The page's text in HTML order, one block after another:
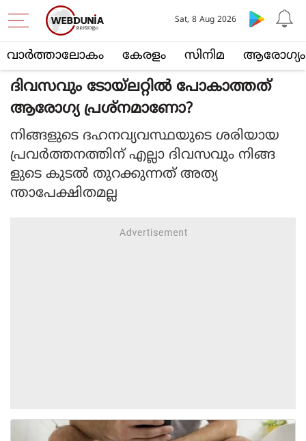
വാര്‍ത്താലോകം കേരളം സിനിമ ആരോഗ്യം
Sat, 8 Aug 2026
ദിവസവും ടോയ്‌ലറ്റിൽ പോകാത്തത്
ആരോഗ്യ പ്രശ്‌നമാണോ?
നിങ്ങളുടെ ദഹനവ്യവസ്ഥയുടെ ശരിയായ
പ്രവർത്തനത്തിന് എല്ലാ ദിവസവും നിങ്ങ
ളുടെ കുടൽ തുറക്കുന്നത് അത്യ
ന്താപേക്ഷിതമല്ല